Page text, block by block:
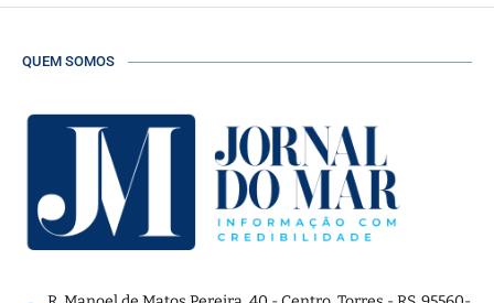
QUEM SOMOS